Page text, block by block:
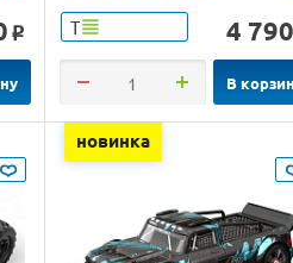
o Т 4 790
В
новинка